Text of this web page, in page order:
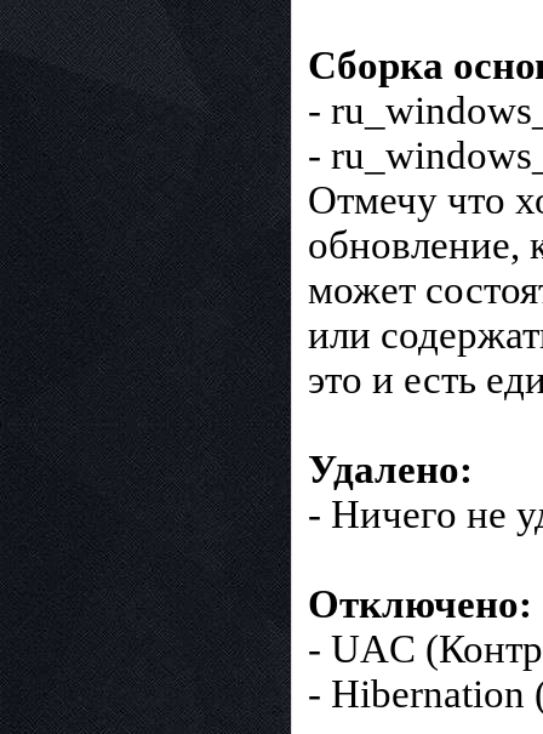
Сборка
-
-
Отмечу что
обновление,
может
или
это и есть
Удалено:
- Ничего не
Отключено:
- UAC
- Hibernation